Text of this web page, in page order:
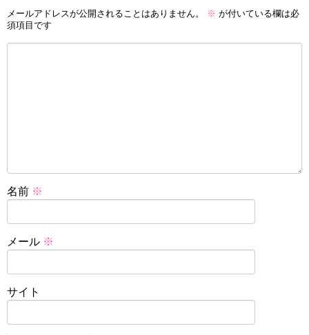
メールアドレスが公開されることはありません。 ※ が付いている欄は必
須項目です
名前 ※
メール ※
サイト